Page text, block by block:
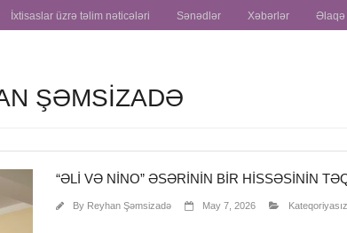
İxtisaslar üzrə təlim nəticələri Sənədlər Xəbərlər Əlaqə
ŞƏMSIZADƏ
“ƏLI VƏ NINO” ƏSƏRININ BIR HISSƏSININ
By Reyhan Şəmsizadə May 7, 2026 Kateqoriyasız